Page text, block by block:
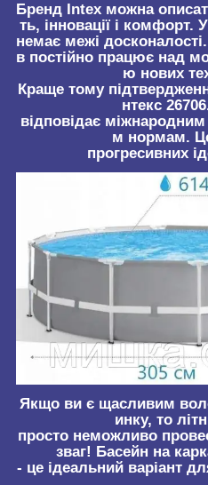
Бренд Intex можна
ть, інновації і комфорт.
немає межі
в постійно працює над
ю нових
Краще тому
нтекс
відповідає міжнародним
м нормам.
прогресивних
Якщо ви є щасливим
инку, то
просто неможливо
зваг! Басейн на
- це ідеальний варіант